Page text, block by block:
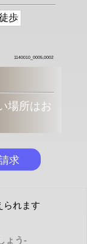
歩
1140010_0005,0002
場所はお
られます
ょう-